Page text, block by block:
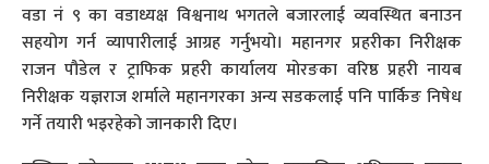
वडा नं ९ का वडाध्यक्ष विश्वनाथ भगतले बजारलाई व्यवस्थित बनाउन
सहयोग गर्न व्यापारीलाई आग्रह गर्नुभयो। महानगर प्रहरीका निरीक्षक
राजन पौडेल र ट्राफिक प्रहरी कार्यालय मोरङका वरिष्ठ प्रहरी नायब
निरीक्षक यज्ञराज शर्माले महानगरका अन्य सडकलाई पनि पार्किङ निषेध
गर्ने तयारी भइरहेको जानकारी दिए।